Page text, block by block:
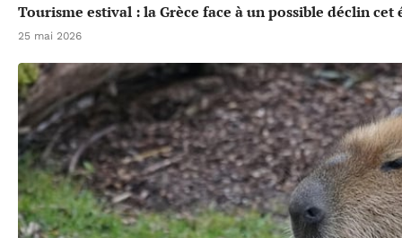
Tourisme estival : la Grèce face à un possible déclin cet
25 mai 2026